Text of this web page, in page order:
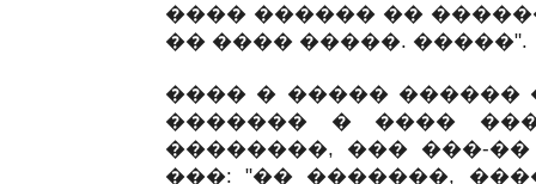
���� ������ ��
�� ���� �����. �����".
���� � ����� ������
������� � ����
��������, ��� ���-
���: "�� �������,